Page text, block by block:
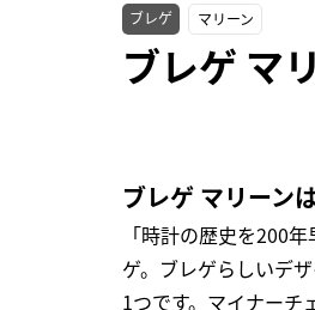
ブレゲ マリーン
ブレゲ マ
ブレゲ マリーン
「時計の歴史を200
ゲ。ブレゲらしいデ
1つです。マイナーチ